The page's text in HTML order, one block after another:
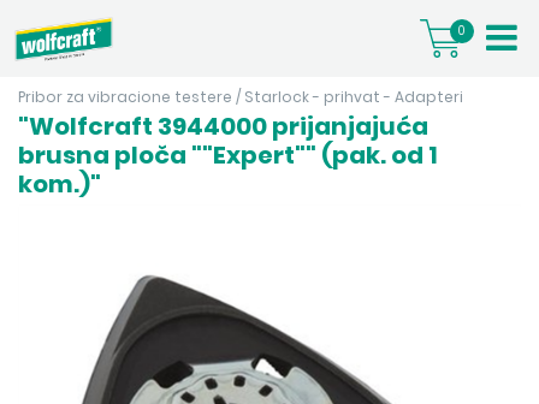
0
Pribor za vibracione testere / Starlock - prihvat - Adapteri
"Wolfcraft 3944000 prijanjajuća
brusna ploča ""Expert"" (pak. od 1
kom.)"